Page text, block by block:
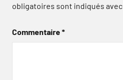
obligatoires sont indiqués avec
Commentaire*